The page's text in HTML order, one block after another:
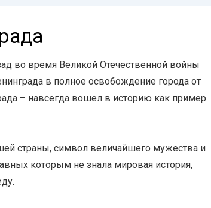
во время Великой Отечественной войны
в полное освобождение города от
– навсегда вошел в историю как пример
страны, символ величайшего мужества и
которым не знала мировая история,